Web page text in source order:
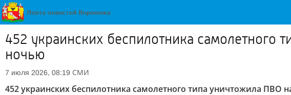
452 украинских беспилотника
ночью
7 июля 2026, 08:19 СМИ
452 украинских беспилотника самолетного типа уничтожила